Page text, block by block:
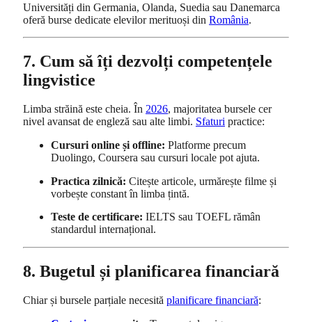
Universități din Germania, Olanda, Suedia sau Danemarca
oferă burse dedicate elevilor merituoși din România.
7. Cum să îți dezvolți competențele
lingvistice
Limba străină este cheia. În 2026, majoritatea bursele cer
nivel avansat de engleză sau alte limbi. Sfaturi practice:
Cursuri online și offline: Platforme precum
Duolingo, Coursera sau cursuri locale pot ajuta.
Practica zilnică: Citește articole, urmărește filme și
vorbește constant în limba țintă.
Teste de certificare: IELTS sau TOEFL rămân
standardul internațional.
8. Bugetul și planificarea financiară
Chiar și bursele parțiale necesită planificare financiară: